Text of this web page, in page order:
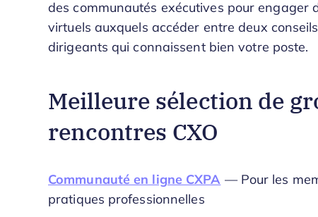
des communautés exécutives pour engager
virtuels auxquels accéder entre deux
dirigeants qui connaissent bien votre poste.
Meilleure sélection de
rencontres CXO
Communauté en ligne CXPA — Pour les
pratiques professionnelles